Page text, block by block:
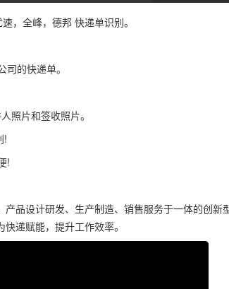
，全峰，德邦 快递单识别。
的快递单。
照片和签收照片。
!
!
品设计研发、生产制造、销售服务于一体的创
递赋能，提升工作效率。